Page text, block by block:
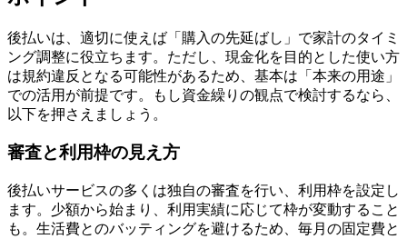
後払いは、適切に使えば「購入の先延ばし」で家計のタイミ
ング調整に役立ちます。ただし、現金化を目的とした使い方
は規約違反となる可能性があるため、基本は「本来の用途」
での活用が前提です。もし資金繰りの観点で検討するなら、
以下を押さえましょう。
審査と利用枠の見え方
後払いサービスの多くは独自の審査を行い、利用枠を設定し
ます。少額から始まり、利用実績に応じて枠が変動すること
も。生活費とのバッティングを避けるため、毎月の固定費と